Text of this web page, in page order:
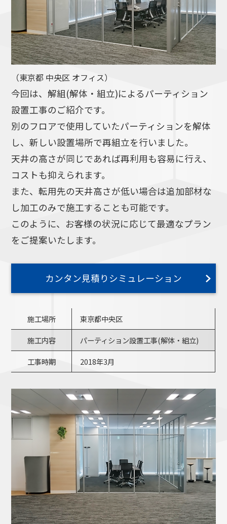
（東京都 中央区 オフィス）
今回は、解組(解体・組立)によるパーティション
設置工事のご紹介です。
別のフロアで使用していたパーティションを解体
し、新しい設置場所で再組立を行いました。
天井の高さが同じであれば再利用も容易に行え、
コストも抑えられます。
また、転用先の天井高さが低い場合は追加部材な
し加工のみで施工することも可能です。
このように、お客様の状況に応じて最適なプラン
をご提案いたします。
カンタン見積りシミュレーション
施工場所
東京都中央区
施工内容
パーティション設置工事(解体・組立)
工事時期
2018年3月